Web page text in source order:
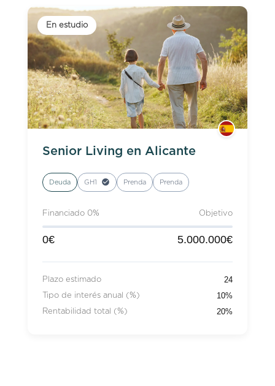
En estudio
Senior Living en Alicante
Deuda GH1 Prenda Prenda
Financiado 0% Objetivo
0€ 5.000.000€
Plazo estimado 24
Tipo de interés anual (%) 10%
Rentabilidad total (%) 20%